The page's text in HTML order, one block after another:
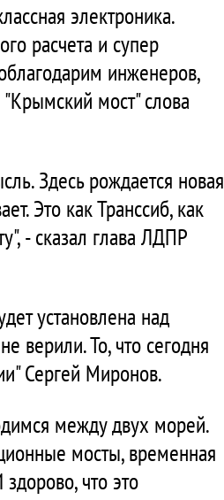
электроника.
расчета и супер
инженеров,
"Крымский мост" слова
Здесь рождается новая
Это как Транссиб, как
- сказал глава ЛДПР
установлена над
верили. То, что сегодня
Сергей Миронов.
между двух морей.
мосты, временная
что это